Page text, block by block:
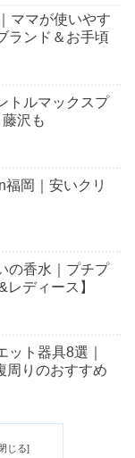
ママが使いやす
ランド＆お手頃
トルマックスプ
沢も
岡｜安いクリ
の香水｜プチプ
ディース】
ット器具8選｜
周りのおすすめ
も